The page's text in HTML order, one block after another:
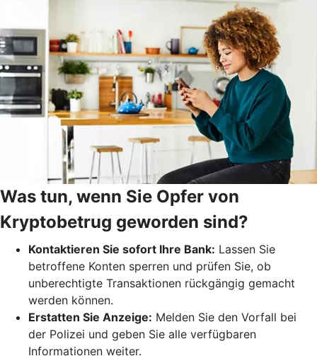
Was tun, wenn Sie Opfer von
Kryptobetrug geworden sind?
Kontaktieren Sie sofort Ihre Bank: Lassen Sie
betroffene Konten sperren und prüfen Sie, ob
unberechtigte Transaktionen rückgängig gemacht
werden können.
Erstatten Sie Anzeige: Melden Sie den Vorfall bei
der Polizei und geben Sie alle verfügbaren
Informationen weiter.